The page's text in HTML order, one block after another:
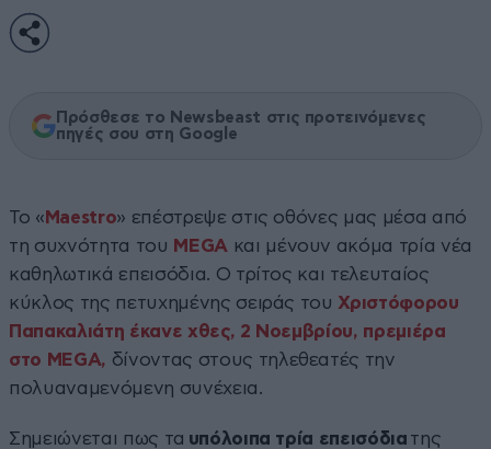
Πρόσθεσε το Newsbeast στις προτεινόμενες
πηγές σου στη Google
To « Maestro» επέστρεψε στις οθόνες μας μέσα από
τη συχνότητα του MEGA και μένουν ακόμα τρία νέα
καθηλωτικά επεισόδια. Ο τρίτος και τελευταίος
κύκλος της πετυχημένης σειράς του Χριστόφορου
Παπακαλιάτη έκανε χθες, 2 Νοεμβρίου, πρεμιέρα
στο MEGA, δίνοντας στους τηλεθεατές την
πολυαναμενόμενη συνέχεια.
Σημειώνεται πως τα υπόλοιπα τρία επεισόδια της